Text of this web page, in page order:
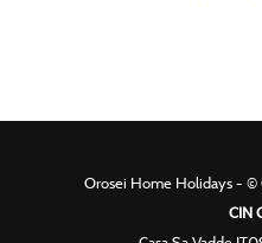
Orosei Home Holidays - ©
CIN